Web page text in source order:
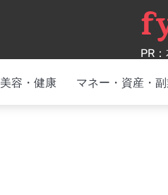
PR
美容・健康 マネー・資産・